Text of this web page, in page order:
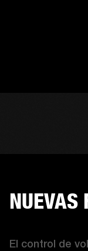
NUEVAS
El control de